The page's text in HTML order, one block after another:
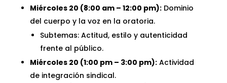
Miércoles 20 (8:00 am – 12:00 pm):Dominio
del cuerpo y la voz en la oratoria.
Subtemas: Actitud, estilo y autenticidad
frente al público.
Miércoles 20 (1:00 pm – 3:00 pm):Actividad
de integración sindical.